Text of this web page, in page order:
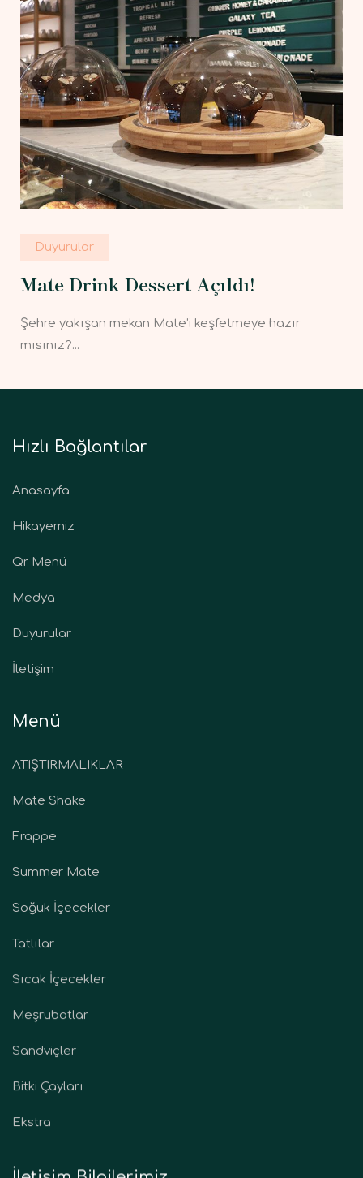
Duyurular
Mate Drink Dessert Açıldı!
Şehre yakışan mekan Mate’i keşfetmeye hazır
mısınız?...
Hızlı Bağlantılar
Anasayfa
Hikayemiz
Qr Menü
Medya
Duyurular
İletişim
Menü
ATIŞTIRMALIKLAR
Mate Shake
Frappe
Summer Mate
Soğuk İçecekler
Tatlılar
Sıcak İçecekler
Meşrubatlar
Sandviçler
Bitki Çayları
Ekstra
İletişim Bilgilerimiz